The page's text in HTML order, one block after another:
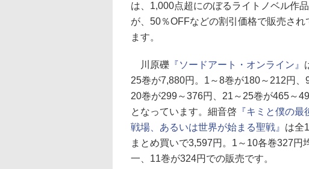
は、1,000点超にのぼるライトノベル作品
が、50％OFFなどの割引価格で販売され
ます。
川原礫 『ソードアート・オンライン』
25巻が7,880円。1～8巻が180～212円、
20巻が299～376円、21～25巻が465～
となっています。細音啓 『キミと僕の最
戦場、あるいは世界が始まる聖戦』 は全
まとめ買いで3,597円。1～10各巻327円
一、11巻が324円での販売です。